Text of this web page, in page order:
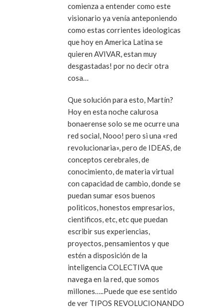
comienza a entender como este
visionario ya venía anteponiendo
como estas corrientes ideologicas
que hoy en America Latina se
quieren AVIVAR, estan muy
desgastadas! por no decir otra
cosa…
Que solución para esto, Martín?
Hoy en esta noche calurosa
bonaerense solo se me ocurre una
red social, Nooo! pero si una «red
revolucionaria», pero de IDEAS, de
conceptos cerebrales, de
conocimiento, de materia virtual
con capacidad de cambio, donde se
puedan sumar esos buenos
politicos, honestos empresarios,
cientificos, etc, etc que puedan
escribir sus experiencias,
proyectos, pensamientos y que
estén a disposición de la
inteligencia COLECTIVA que
navega en la red, que somos
millones…..Puede que ese sentido
de ver TIPOS REVOLUCIONANDO